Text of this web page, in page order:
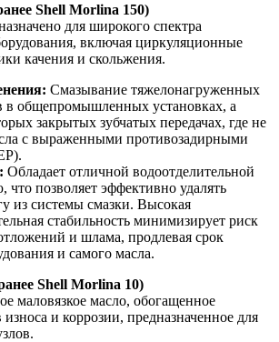
Shell Morlina 150)
для широкого спектра
включая циркуляционные
качения и скольжения.
Смазывание тяжелонагруженных
общепромышленных установках, а
закрытых зубчатых передачах, где не
с выраженными противозадирными
Обладает отличной водоотделительной
что позволяет эффективно удалять
из системы смазки. Высокая
стабильность минимизирует риск
и шлама, продлевая срок
и самого масла.
Shell Morlina 10)
маловязкое масло, обогащенное
и коррозии, предназначенное для